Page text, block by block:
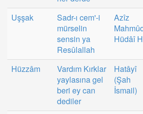
Uşşak
Sadr-ı cem'-i
mürselin
sensin ya
Resûlallah
Azîz
Hüdâî
Hüzzâm
Vardım Kırklar
yaylasına gel
beri ey can
dediler
Hatâyî
(Şah
İsmail)